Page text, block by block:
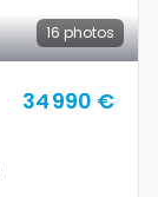
16 photos
34 990 €